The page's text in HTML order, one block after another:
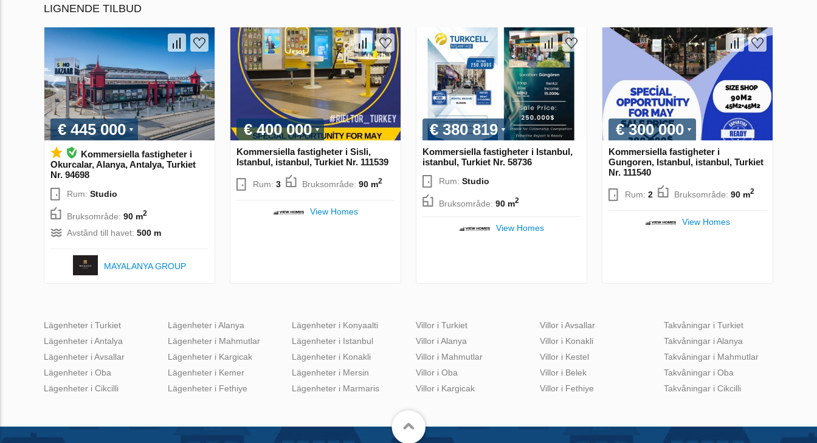
LIGNENDE TILBUD
€ 445 000
Kommersiella fastigheter i
Okurcalar, Alanya, Antalya, Turkiet
Nr. 94698
Rum: Studio
Bruksområde: 90 m2
Avstånd till havet: 500 m
MAYALANYA GROUP
€ 400 000
Kommersiella fastigheter i Sisli,
Istanbul, istanbul, Turkiet Nr. 111539
Rum: 3 Bruksområde: 90 m2
View Homes
€ 380 819
Kommersiella fastigheter i Istanbul,
istanbul, Turkiet Nr. 58736
Rum: Studio
Bruksområde: 90 m2
View Homes
€ 300 000
Kommersiella fastigheter i
Gungoren, Istanbul, istanbul, Turkiet
Nr. 111540
Rum: 2 Bruksområde: 90 m2
View Homes
Lägenheter i Turkiet
Lägenheter i Antalya
Lägenheter i Avsallar
Lägenheter i Oba
Lägenheter i Cikcilli
Lägenheter i Alanya
Lägenheter i Mahmutlar
Lägenheter i Kargicak
Lägenheter i Kemer
Lägenheter i Fethiye
Lägenheter i Konyaalti
Lägenheter i Istanbul
Lägenheter i Konakli
Lägenheter i Mersin
Lägenheter i Marmaris
Villor i Turkiet
Villor i Alanya
Villor i Mahmutlar
Villor i Oba
Villor i Kargicak
Villor i Avsallar
Villor i Konakli
Villor i Kestel
Villor i Belek
Villor i Fethiye
Takvåningar i Turkiet
Takvåningar i Alanya
Takvåningar i Mahmutlar
Takvåningar i Oba
Takvåningar i Cikcilli